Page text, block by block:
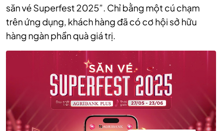
săn vé Superfest 2025”. Chỉ bằng một cú chạm
trên ứng dụng, khách hàng đã có cơ hội sở hữu
hàng ngàn phần quà giá trị.